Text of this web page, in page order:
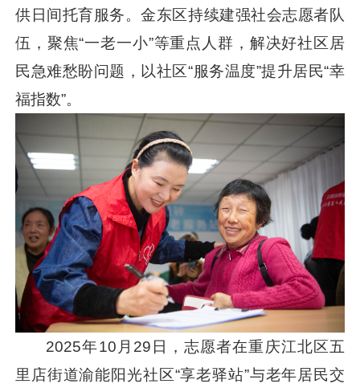
供日间托育服务。金东区持续建强社会志愿者队
伍，聚焦“一老一小”等重点人群，解决好社区居
民急难愁盼问题，以社区“服务温度”提升居民“幸
福指数”。
2025年10月29日，志愿者在重庆江北区五
里店街道渝能阳光社区“享老驿站”与老年居民交